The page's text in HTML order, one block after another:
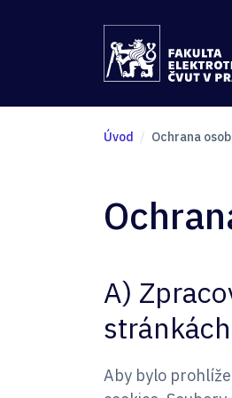
Úvod Ochrana
A)
stránkách
Aby bylo